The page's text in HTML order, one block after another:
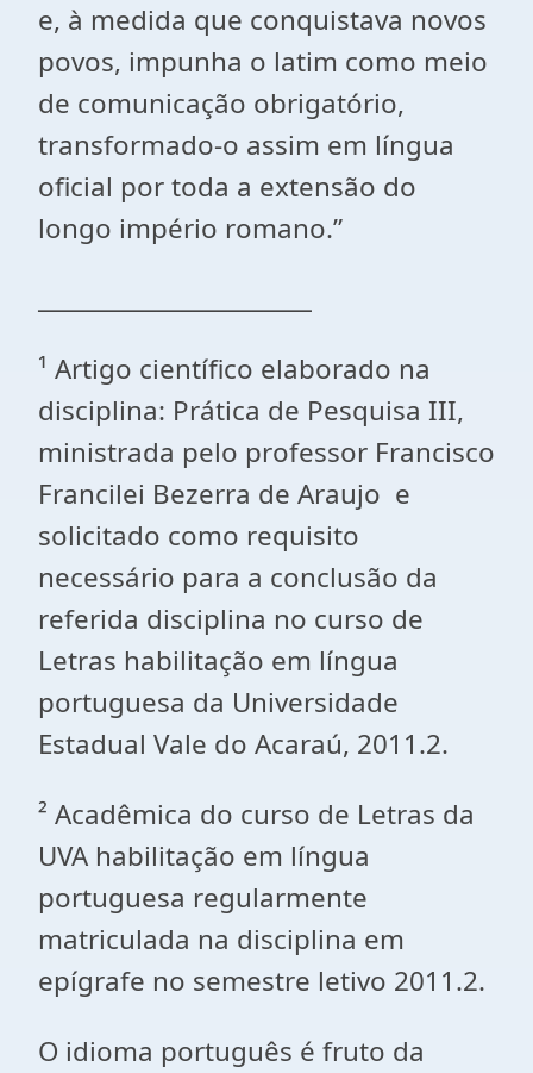
e, à medida que conquistava novos
povos, impunha o latim como meio
de comunicação obrigatório,
transformado-o assim em língua
oficial por toda a extensão do
longo império romano.”
¹ Artigo científico elaborado na
disciplina: Prática de Pesquisa III,
ministrada pelo professor Francisco
Francilei Bezerra de Araujo e
solicitado como requisito
necessário para a conclusão da
referida disciplina no curso de
Letras habilitação em língua
portuguesa da Universidade
Estadual Vale do Acaraú, 2011.2.
² Acadêmica do curso de Letras da
UVA habilitação em língua
portuguesa regularmente
matriculada na disciplina em
epígrafe no semestre letivo 2011.2.
O idioma português é fruto da